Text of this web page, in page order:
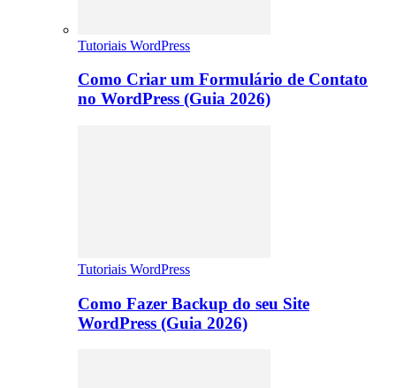
Tutoriais WordPress
Como Criar um Formulário de Contato
no WordPress (Guia 2026)
Tutoriais WordPress
Como Fazer Backup do seu Site
WordPress (Guia 2026)